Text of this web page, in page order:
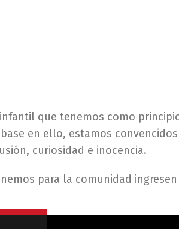
que tenemos como
base en ello, estamos
curiosidad e inocencia.
para la comunidad ingresen